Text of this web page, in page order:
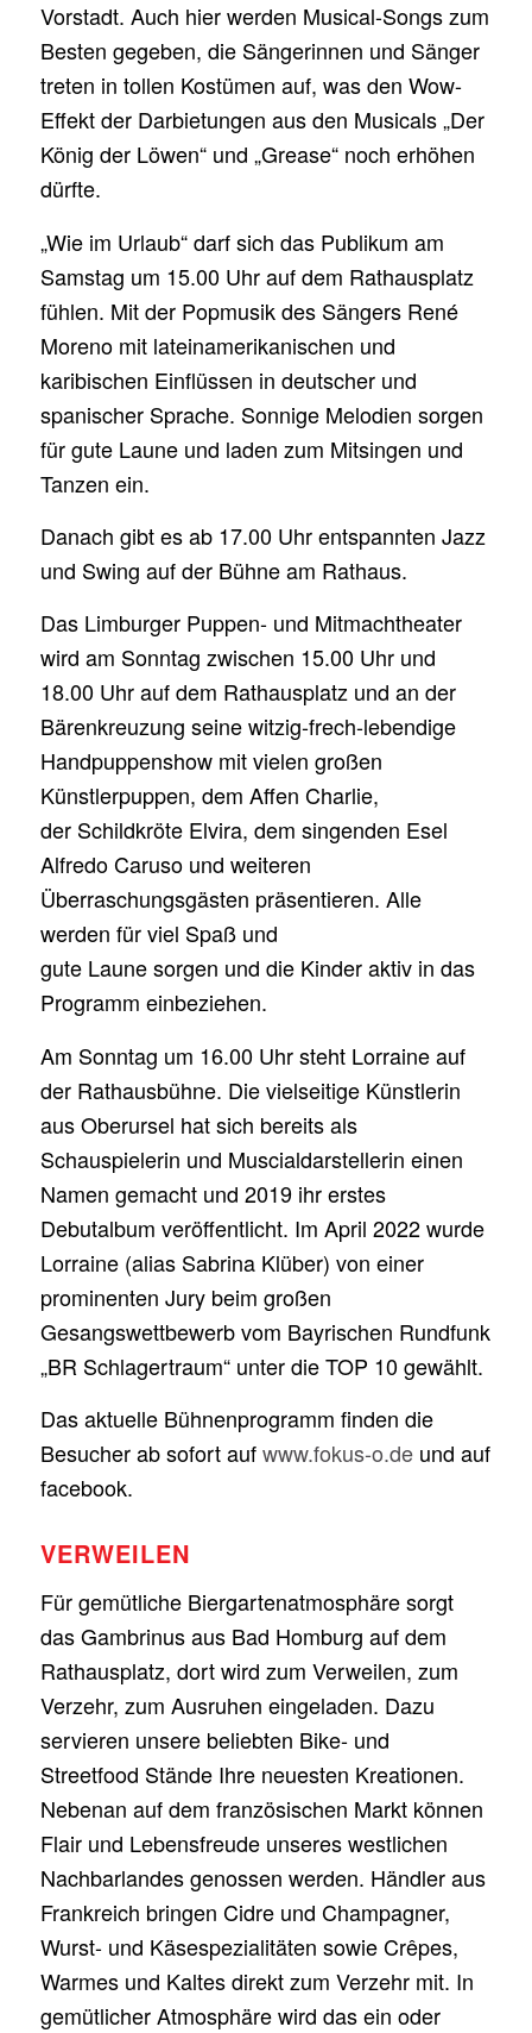
Vorstadt. Auch hier werden Musical-Songs zum
Besten gegeben, die Sängerinnen und Sänger
treten in tollen Kostümen auf, was den Wow-
Effekt der Darbietungen aus den Musicals „Der
König der Löwen“ und „Grease“ noch erhöhen
dürfte.
„Wie im Urlaub“ darf sich das Publikum am
Samstag um 15.00 Uhr auf dem Rathausplatz
fühlen. Mit der Popmusik des Sängers René
Moreno mit lateinamerikanischen und
karibischen Einflüssen in deutscher und
spanischer Sprache. Sonnige Melodien sorgen
für gute Laune und laden zum Mitsingen und
Tanzen ein.
Danach gibt es ab 17.00 Uhr entspannten Jazz
und Swing auf der Bühne am Rathaus.
Das Limburger Puppen- und Mitmachtheater
wird am Sonntag zwischen 15.00 Uhr und
18.00 Uhr auf dem Rathausplatz und an der
Bärenkreuzung seine witzig-frech-lebendige
Handpuppenshow mit vielen großen
Künstlerpuppen, dem Affen Charlie,
der Schildkröte Elvira, dem singenden Esel
Alfredo Caruso und weiteren
Überraschungsgästen präsentieren. Alle
werden für viel Spaß und
gute Laune sorgen und die Kinder aktiv in das
Programm einbeziehen.
Am Sonntag um 16.00 Uhr steht Lorraine auf
der Rathausbühne. Die vielseitige Künstlerin
aus Oberursel hat sich bereits als
Schauspielerin und Muscialdarstellerin einen
Namen gemacht und 2019 ihr erstes
Debutalbum veröffentlicht. Im April 2022 wurde
Lorraine (alias Sabrina Klüber) von einer
prominenten Jury beim großen
Gesangswettbewerb vom Bayrischen Rundfunk
„BR Schlagertraum“ unter die TOP 10 gewählt.
Das aktuelle Bühnenprogramm finden die
Besucher ab sofort aufwww.fokus-o.deund auf
facebook.
VERWEILEN
Für gemütliche Biergartenatmosphäre sorgt
das Gambrinus aus Bad Homburg auf dem
Rathausplatz, dort wird zum Verweilen, zum
Verzehr, zum Ausruhen eingeladen. Dazu
servieren unsere beliebten Bike- und
Streetfood Stände Ihre neuesten Kreationen.
Nebenan auf dem französischen Markt können
Flair und Lebensfreude unseres westlichen
Nachbarlandes genossen werden. Händler aus
Frankreich bringen Cidre und Champagner,
Wurst- und Käsespezialitäten sowie Crêpes,
Warmes und Kaltes direkt zum Verzehr mit. In
gemütlicher Atmosphäre wird das ein oder